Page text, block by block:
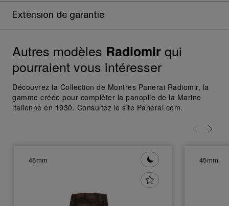
Extension de garantie
Autres modèles Radiomirqui
pourraient vous intéresser
Découvrez la Collection de Montres Panerai Radiomir, la
gamme créée pour compléter la panoplie de la Marine
italienne en 1930. Consultez le site Panerai.com.
45mm 45mm